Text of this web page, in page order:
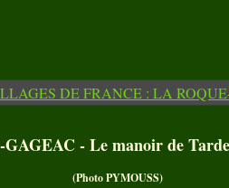
- Le manoir de
(Photo PYMOUSS)